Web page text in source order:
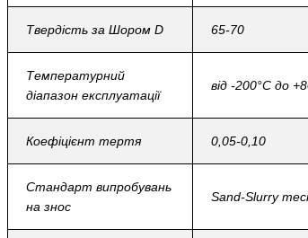
Твердість за Шором D 65-70
Температурний
діапазон експлуатації
від -200°C до
Коефіцієнт тертя 0,05-0,10
Стандарт випробувань
на знос
Sand-Slurry